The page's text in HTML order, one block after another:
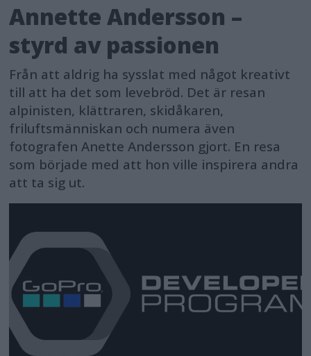
Annette Andersson –
styrd av passionen
Från att aldrig ha sysslat med något kreativt
till att ha det som levebröd. Det är resan
alpinisten, klättraren, skidåkaren,
friluftsmänniskan och numera även
fotografen Anette Andersson gjort. En resa
som började med att hon ville inspirera andra
att ta sig ut.